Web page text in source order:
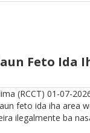
Feto Ida
(RCCT) 01-07-
feto ida iha area
ilegalmente ba